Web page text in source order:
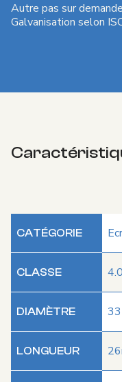
Autre pas sur demande
Galvanisation selon
CATÉGORIE
CLASSE 4.0
DIAMÈTRE 33
LONGUEUR